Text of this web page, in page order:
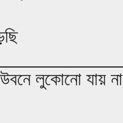
লুকোনো যায় না